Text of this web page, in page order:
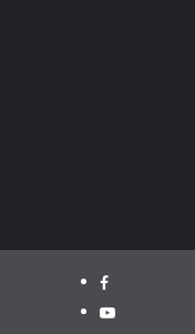
facebook
youtube